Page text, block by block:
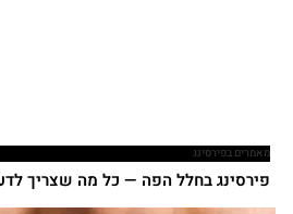
מאמרים בפירסינג
פירסינג בחלל הפה — כל מה שצריך לדעת